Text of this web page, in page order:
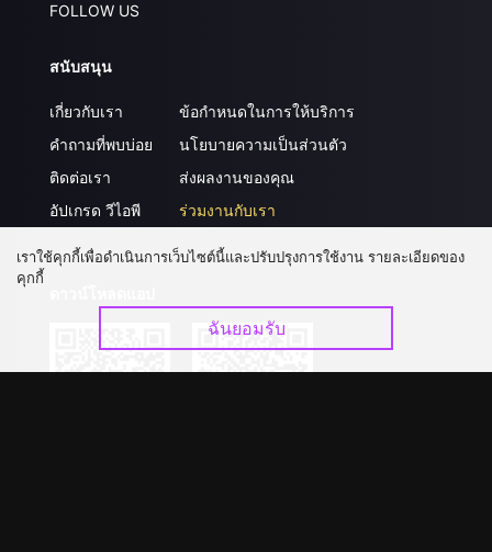
FOLLOW US
สนับสนุน
เกี่ยวกับเรา
คำถามที่พบบ่อย
ติดต่อเรา
อัปเกรด วีไอพี
ข้อกำหนดในการให้บริการ
นโยบายความเป็นส่วนตัว
ส่งผลงานของคุณ
ร่วมงานกับเรา
เราใช้คุกกี้เพื่อดำเนินการเว็บไซต์นี้และปรับปรุงการใช้งาน รายละเอียดของ
คุกกี้
ฉันยอมรับ